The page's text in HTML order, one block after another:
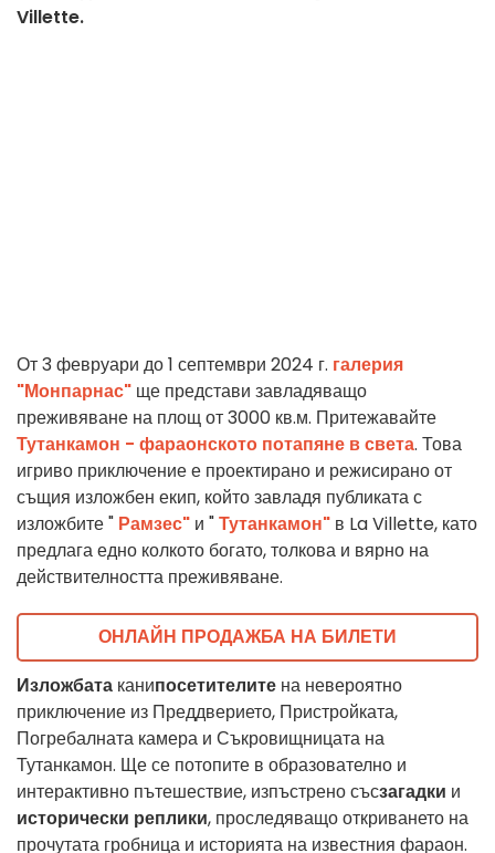
Villette.
От 3 февруари до 1 септември 2024 г. галерия
"Монпарнас" ще представи завладяващо
преживяване на площ от 3000 кв.м. Притежавайте
Тутанкамон - фараонското потапяне в света. Това
игриво приключение е проектирано и режисирано от
същия изложбен екип, който завладя публиката с
изложбите " Рамзес" и "Тутанкамон" в La Villette, като
предлага едно колкото богато, толкова и вярно на
действителността преживяване.
ОНЛАЙН ПРОДАЖБА НА БИЛЕТИ
Изложбата канипосетителите на невероятно
приключение из Преддверието, Пристройката,
Погребалната камера и Съкровищницата на
Тутанкамон. Ще се потопите в образователно и
интерактивно пътешествие, изпъстрено съсзагадки и
исторически реплики, проследяващо откриването на
прочутата гробница и историята на известния фараон.